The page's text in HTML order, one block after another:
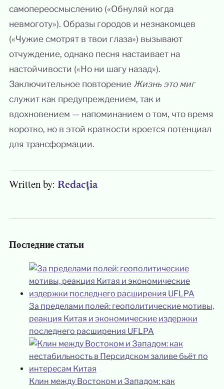
самопереосмыслению («Обнуляй когда
невмоготу»). Образы городов и незнакомцев
(«Чужие смотрят в твои глаза») вызывают
отчуждение, однако песня настаивает на
настойчивости («Но ни шагу назад»).
Заключительное повторение Жизнь это миг
служит как предупреждением, так и
вдохновением — напоминанием о том, что время
коротко, но в этой краткости кроется потенциал
для трансформации.
Written by: Redacția
Последние статьи
За пределами полей: геополитические мотивы,
реакция Китая и экономические издержки
последнего расширения UFLPA
Клин между Востоком и Западом: как